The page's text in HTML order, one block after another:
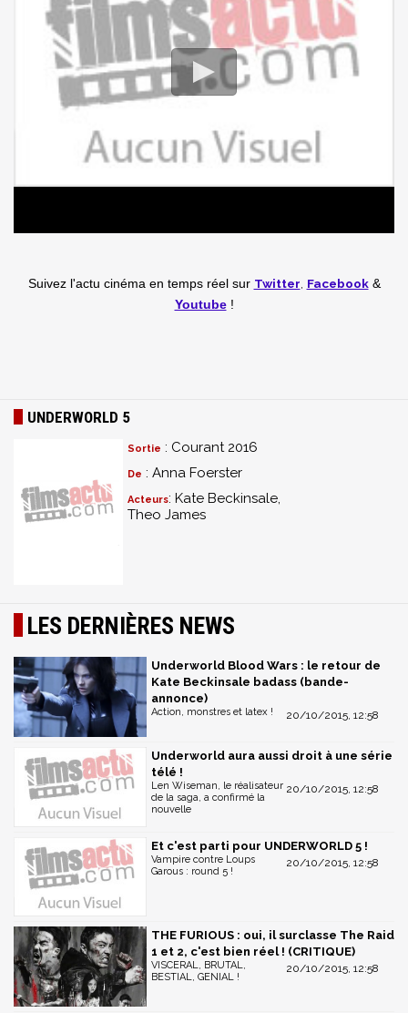
Suivez l'actu cinéma en temps réel sur Twitter Facebook&
Youtube!
UNDERWORLD 5
Sortie : Courant 2016
De : Anna Foerster
Acteurs: Kate Beckinsale,
Theo James
LES DERNIÈRES NEWS
Underworld Blood Wars : le retour de
Kate Beckinsale badass (bande-
annonce)
20/10/2015, 12:58
Action, monstres et latex !
Underworld aura aussi droit à une série
télé !
20/10/2015, 12:58
Len Wiseman, le réalisateur
de la saga, a confirmé la
nouvelle
Et c'est parti pour UNDERWORLD 5 !
20/10/2015, 12:58
Vampire contre Loups
Garous : round 5 !
THE FURIOUS : oui, il surclasse The Raid
1 et 2, c'est bien réel ! (CRITIQUE)
20/10/2015, 12:58
VISCERAL, BRUTAL,
BESTIAL, GENIAL !